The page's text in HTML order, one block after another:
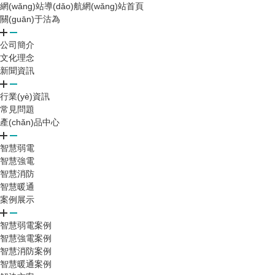
網(wǎng)站導(dǎo)航網(wǎng)站首頁
關(guān)于沽為
公司簡介
文化理念
新聞資訊
行業(yè)資訊
常見問題
產(chǎn)品中心
智慧弱電
智慧強電
智慧消防
智慧暖通
案例展示
智慧弱電案例
智慧強電案例
智慧消防案例
智慧暖通案例